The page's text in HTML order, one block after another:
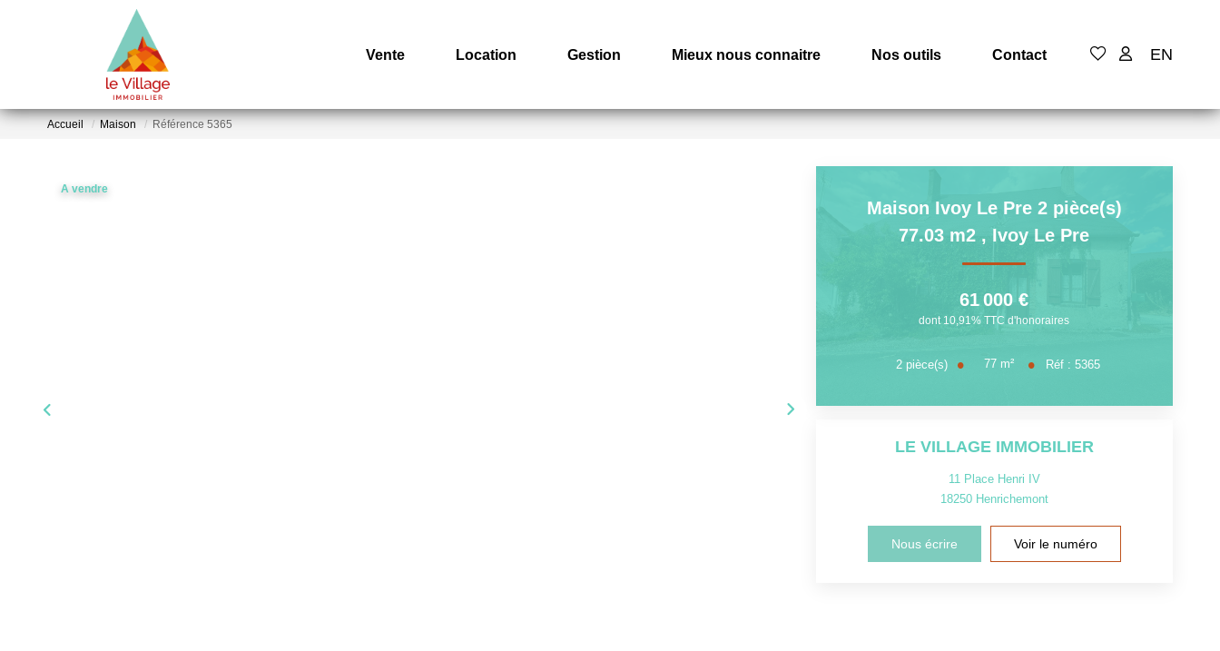
Vente Location Gestion Mieux nous connaitre Nos outils Contact EN
Accueil Maison Référence 5365
A vendre
Maison Ivoy Le Pre 2 pièce(s)
77.03 m2 , Ivoy Le Pre
61 000 €
dont 10,91% TTC d'honoraires
2 pièce(s) 77 m² Réf : 5365
LE VILLAGE IMMOBILIER
11 Place Henri IV
18250 Henrichemont
Nous écrire Voir le numéro